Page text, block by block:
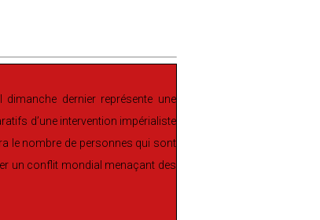
dernier représente une
d’une intervention impérialiste
le nombre de personnes qui sont
un conflit mondial menaçant des